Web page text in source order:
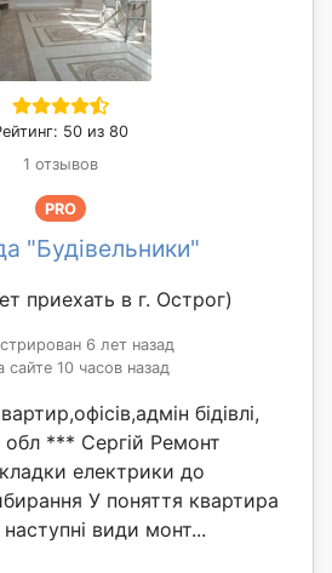
50 из 80
1 отзывов
PRO
"Будівельники"
приехать в г. Острог)
6 лет назад
сайте 10 часов назад
бідівлі,
обл *** Сергій Ремонт
електрики до
У поняття квартира
види монт...